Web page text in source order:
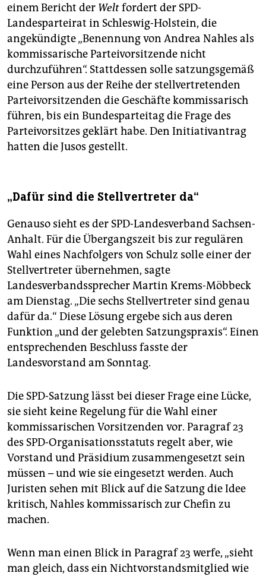
einem Bericht der Weltfordert der SPD-
Landesparteirat in Schleswig-Holstein, die
angekündigte „Benennung von Andrea Nahles als
kommissarische Parteivorsitzende nicht
durchzuführen“. Stattdessen solle satzungsgemäß
eine Person aus der Reihe der stellvertretenden
Parteivorsitzenden die Geschäfte kommissarisch
führen, bis ein Bundesparteitag die Frage des
Parteivorsitzes geklärt habe. Den Initiativantrag
hatten die Jusos gestellt.
„Dafür sind die Stellvertreter da“
Genauso sieht es der SPD-Landesverband Sachsen-
Anhalt. Für die Übergangszeit bis zur regulären
Wahl eines Nachfolgers von Schulz solle einer der
Stellvertreter übernehmen, sagte
Landesverbandssprecher Martin Krems-Möbbeck
am Dienstag. „Die sechs Stellvertreter sind genau
dafür da.“ Diese Lösung ergebe sich aus deren
Funktion „und der gelebten Satzungspraxis“. Einen
entsprechenden Beschluss fasste der
Landesvorstand am Sonntag.
Die SPD-Satzung lässt bei dieser Frage eine Lücke,
sie sieht keine Regelung für die Wahl einer
kommissarischen Vorsitzenden vor. Paragraf 23
des SPD-Organisationsstatuts regelt aber, wie
Vorstand und Präsidium zusammengesetzt sein
müssen – und wie sie eingesetzt werden. Auch
Juristen sehen mit Blick auf die Satzung die Idee
kritisch, Nahles kommissarisch zur Chefin zu
machen.
Wenn man einen Blick in Paragraf 23 werfe, „sieht
man gleich, dass ein Nichtvorstandsmitglied wie